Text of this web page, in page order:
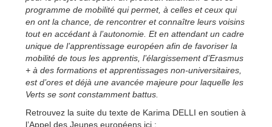
programme de mobilité qui permet, à celles et ceux qui
en ont la chance, de rencontrer et connaître leurs voisins
tout en accédant à l’autonomie. Et en attendant un cadre
unique de l’apprentissage européen afin de favoriser la
mobilité de tous les apprentis, l’élargissement d’Erasmus
+ à des formations et apprentissages non-universitaires,
est d’ores et déjà une avancée majeure pour laquelle les
Verts se sont constamment battus.
Retrouvez la suite du texte de Karima DELLI en soutien à
l’Appel des Jeunes européens ici :